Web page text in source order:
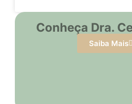
Conheça Dra.
Saiba Mais